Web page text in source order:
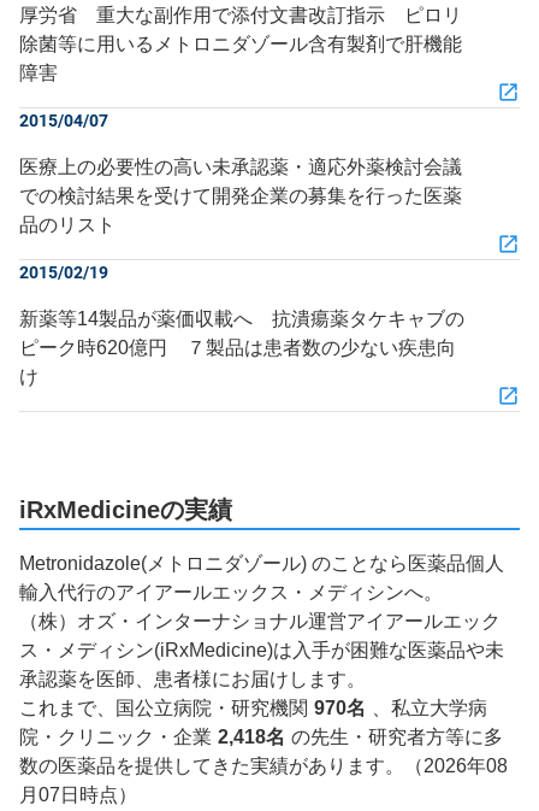
厚労省 重大な副作用で添付文書改訂指示 ピロリ
除菌等に用いるメトロニダゾール含有製剤で肝機能
障害
2015/04/07
医療上の必要性の高い未承認薬・適応外薬検討会議
での検討結果を受けて開発企業の募集を行った医薬
品のリスト
2015/02/19
新薬等14製品が薬価収載へ 抗潰瘍薬タケキャブの
ピーク時620億円 ７製品は患者数の少ない疾患向
け
iRxMedicineの実績
Metronidazole(メトロニダゾール) のことなら医薬品個人
輸入代行のアイアールエックス・メディシンへ。
（株）オズ・インターナショナル運営アイアールエック
ス・メディシン(iRxMedicine)は入手が困難な医薬品や未
承認薬を医師、患者様にお届けします。
これまで、国公立病院・研究機関 970名
、私立大学病
院・クリニック・企業 2,418名 の先生・研究者方等に多
数の医薬品を提供してきた実績があります。（2026年08
月07日時点）